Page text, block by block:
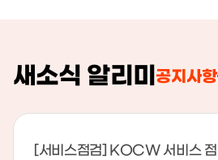
새소식 알리미 공지사항
[서비스점검] KOCW 서비스 점